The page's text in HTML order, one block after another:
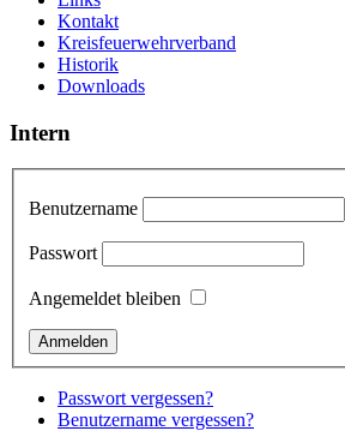
Kontakt
Kreisfeuerwehrverband
Historik
Downloads
Intern
Benutzername
Passwort
Angemeldet bleiben
Passwort vergessen?
Benutzername vergessen?